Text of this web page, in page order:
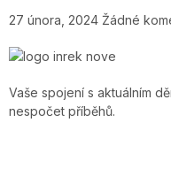
27 února, 2024 Žádné
Vaše spojení s aktuálním
nespočet příběhů.